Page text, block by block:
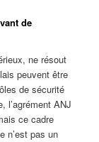
de
ne résout
peuvent être
de sécurité
l’agrément ANJ
ce cadre
n’est pas un